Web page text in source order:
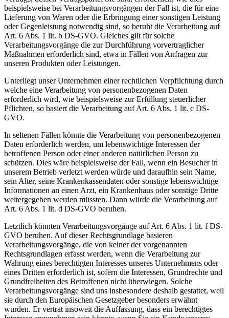
beispielsweise bei Verarbeitungsvorgängen der Fall ist, die für eine
Lieferung von Waren oder die Erbringung einer sonstigen Leistung
oder Gegenleistung notwendig sind, so beruht die Verarbeitung auf
Art. 6 Abs. 1 lit. b DS-GVO. Gleiches gilt für solche
Verarbeitungsvorgänge die zur Durchführung vorvertraglicher
Maßnahmen erforderlich sind, etwa in Fällen von Anfragen zur
unseren Produkten oder Leistungen.
Unterliegt unser Unternehmen einer rechtlichen Verpflichtung durch
welche eine Verarbeitung von personenbezogenen Daten
erforderlich wird, wie beispielsweise zur Erfüllung steuerlicher
Pflichten, so basiert die Verarbeitung auf Art. 6 Abs. 1 lit. c DS-
GVO.
In seltenen Fällen könnte die Verarbeitung von personenbezogenen
Daten erforderlich werden, um lebenswichtige Interessen der
betroffenen Person oder einer anderen natürlichen Person zu
schützen. Dies wäre beispielsweise der Fall, wenn ein Besucher in
unserem Betrieb verletzt werden würde und daraufhin sein Name,
sein Alter, seine Krankenkassendaten oder sonstige lebenswichtige
Informationen an einen Arzt, ein Krankenhaus oder sonstige Dritte
weitergegeben werden müssten. Dann würde die Verarbeitung auf
Art. 6 Abs. 1 lit. d DS-GVO beruhen.
Letztlich könnten Verarbeitungsvorgänge auf Art. 6 Abs. 1 lit. f DS-
GVO beruhen. Auf dieser Rechtsgrundlage basieren
Verarbeitungsvorgänge, die von keiner der vorgenannten
Rechtsgrundlagen erfasst werden, wenn die Verarbeitung zur
Wahrung eines berechtigten Interesses unseres Unternehmens oder
eines Dritten erforderlich ist, sofern die Interessen, Grundrechte und
Grundfreiheiten des Betroffenen nicht überwiegen. Solche
Verarbeitungsvorgänge sind uns insbesondere deshalb gestattet, weil
sie durch den Europäischen Gesetzgeber besonders erwähnt
wurden. Er vertrat insoweit die Auffassung, dass ein berechtigtes